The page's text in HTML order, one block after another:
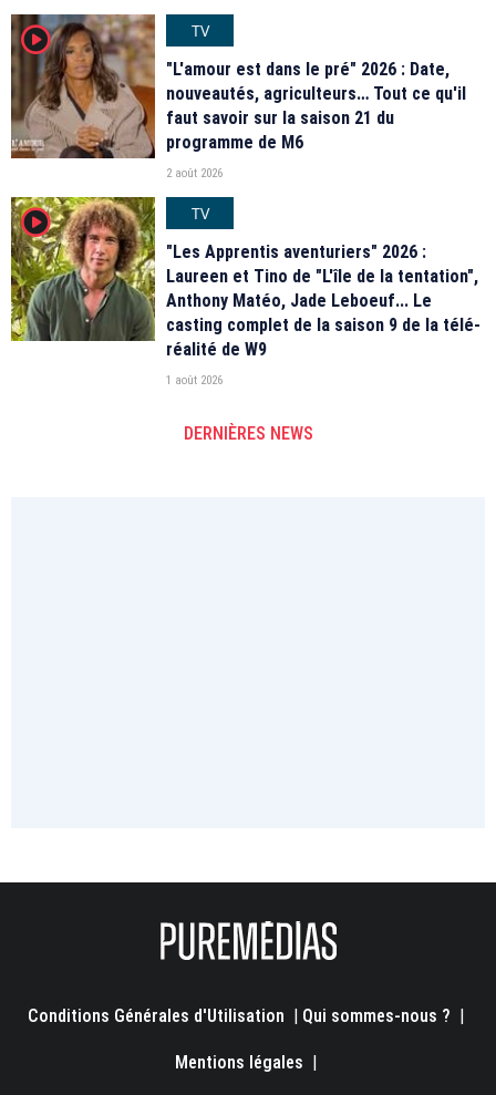
player2
TV
"L'amour est dans le pré" 2026 : Date,
nouveautés, agriculteurs… Tout ce qu'il
faut savoir sur la saison 21 du
programme de M6
2 août 2026
player2
TV
"Les Apprentis aventuriers" 2026 :
Laureen et Tino de "L'île de la tentation",
Anthony Matéo, Jade Leboeuf... Le
casting complet de la saison 9 de la télé-
réalité de W9
1 août 2026
DERNIÈRES NEWS
Conditions Générales d'Utilisation | Qui sommes-nous ? |
Mentions légales |